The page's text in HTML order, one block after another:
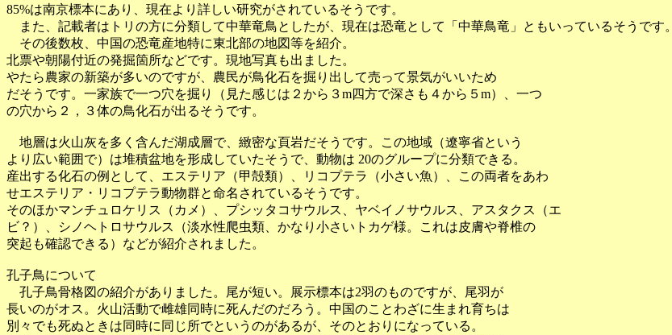
85%は南京標本にあり、現在より詳しい研究がされているそうです。
また、記載者はトリの方に分類して中華竜鳥としたが、現在は恐竜として「中華鳥竜」ともいっているそうです。
その後数枚、中国の恐竜産地特に東北部の地図等を紹介。
北票や朝陽付近の発掘箇所などです。現地写真も出ました。
やたら農家の新築が多いのですが、農民が鳥化石を掘り出して売って景気がいいため
だそうです。一家族で一つ穴を掘り（見た感じは２から３m四方で深さも４から５m）、一つ
の穴から２，３体の鳥化石が出るそうです。
地層は火山灰を多く含んだ湖成層で、緻密な頁岩だそうです。この地域（遼寧省という
より広い範囲で）は堆積盆地を形成していたそうで、動物は 20のグループに分類できる。
産出する化石の例として、エステリア（甲殻類）、リコプテラ（小さい魚）、この両者をあわ
せエステリア・リコプテラ動物群と命名されているそうです。
そのほかマンチュロケリス（カメ）、プシッタコサウルス、ヤベイノサウルス、アスタクス（エ
ビ？）、シノヘトロサウルス（淡水性爬虫類、かなり小さいトカゲ様。これは皮膚や脊椎の
突起も確認できる）などが紹介されました。
孔子鳥について
孔子鳥骨格図の紹介がありました。尾が短い。展示標本は2羽のものですが、尾羽が
長いのがオス。火山活動で雌雄同時に死んだのだろう。中国のことわざに生まれ育ちは
別々でも死ぬときは同時に同じ所でというのがあるが、そのとおりになっている。